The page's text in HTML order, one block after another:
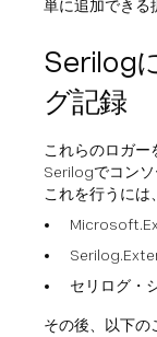
単に追加できる
Serilog
グ記録
これらのロガー
Serilogでコンソ
これを行うには
セリログ・
その後、以下の